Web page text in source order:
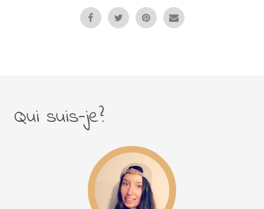
Qui suis-je?